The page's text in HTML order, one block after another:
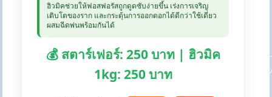
ฮิวมิคช่วยให้ฟอสฟอรัสถูกดูดซับง่ายขึ้น เร่งการเจริญ
เติบโตของราก และกระตุ้นการออกดอกได้ดีกว่าใช้เดี่ยว
ผสมฉีดพ่นพร้อมกันได้
💰 สตาร์เฟอร์: 250 บาท | ฮิวมิค
1kg: 250 บาท